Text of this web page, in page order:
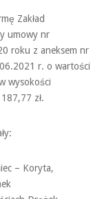
Zakład
umowy nr
roku z aneksem nr
r. o wartości
wysokości
zł.
– Koryta,